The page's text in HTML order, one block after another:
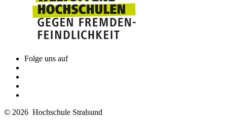
Folge uns auf
© 2026 Hochschule Stralsund